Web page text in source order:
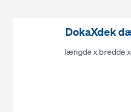
DokaXdek
længde x bredde